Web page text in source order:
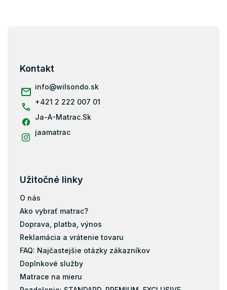
Matrace 80x184
Matrace 80x190
Matrace 90x190
Matrace 200x180
Matrace 200x200
Matrace 120x184
Kontakt
info@wilsondo.sk
+421 2 222 007 01
Ja-A-Matrac.Sk
jaamatrac
Užitočné linky
O nás
Ako vybrať matrac?
Doprava, platba, výnos
Reklamácia a vrátenie tovaru
FAQ: Najčastejšie otázky zákazníkov
Doplnkové služby
Matrace na mieru